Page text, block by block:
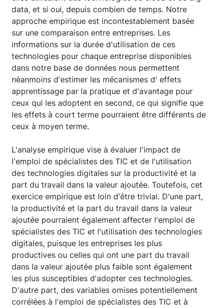
data, et si oui, depuis combien de temps. Notre
approche empirique est incontestablement basée
sur une comparaison entre entreprises. Les
informations sur la durée d'utilisation de ces
technologies pour chaque entreprise disponibles
dans notre base de données nous permettent
néanmoins d'estimer les mécanismes d' effets
apprentissage par la pratique et d'avantage pour
ceux qui les adoptent en second, ce qui signifie que
les effets à court terme pourraient être différents de
ceux à moyen terme.
L'analyse empirique vise à évaluer l'impact de
l'emploi de spécialistes des TIC et de l'utilisation
des technologies digitales sur la productivité et la
part du travail dans la valeur ajoutée. Toutefois, cet
exercice empirique est loin d'être trivial. D'une part,
la productivité et la part du travail dans la valeur
ajoutée pourraient également affecter l'emploi de
spécialistes des TIC et l'utilisation des technologies
digitales, puisque les entreprises les plus
productives ou celles qui ont une part du travail
dans la valeur ajoutée plus faible sont également
les plus susceptibles d'adopter ces technologies.
D'autre part, des variables omises potentiellement
corrélées à l'emploi de spécialistes des TIC et à